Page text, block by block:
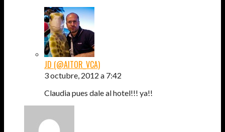
JD (@AITOR_VCA)
3 octubre, 2012 a 7:42
Claudia pues dale al hotel!!! ya!!